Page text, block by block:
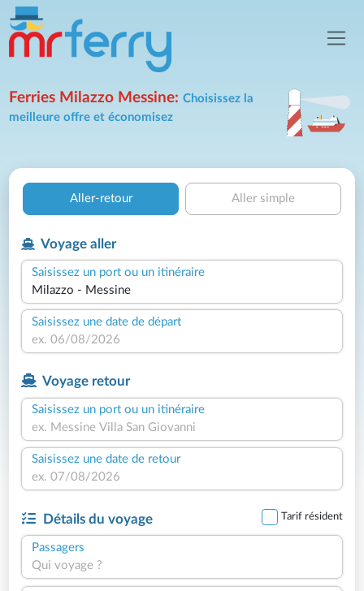
Ferries Milazzo Messine:Choisissez la
meilleure offre et économisez
Aller-retour Aller simple
Voyage aller
Saisissez un port ou un itinéraire
Saisissez une date de départ
Voyage retour
Saisissez un port ou un itinéraire
Saisissez une date de retour
Détails du voyage Tarif résident
Passagers
Qui voyage ?